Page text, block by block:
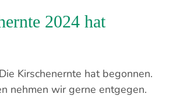
2024 hat
Kirschenernte hat begonnen.
nehmen wir gerne entgegen.